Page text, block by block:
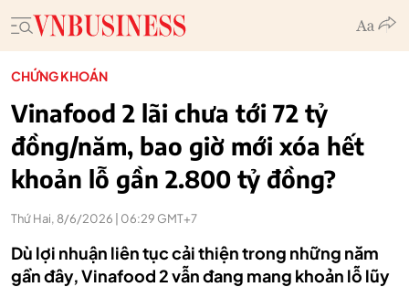
CHỨNG KHOÁN
Vinafood 2 lãi chưa tới 72 tỷ
đồng/năm, bao giờ mới xóa hết
khoản lỗ gần 2.800 tỷ đồng?
Thứ Hai, 8/6/2026 | 06:29 GMT+7
Dù lợi nhuận liên tục cải thiện trong những năm
gần đây, Vinafood 2 vẫn đang mang khoản lỗ lũy